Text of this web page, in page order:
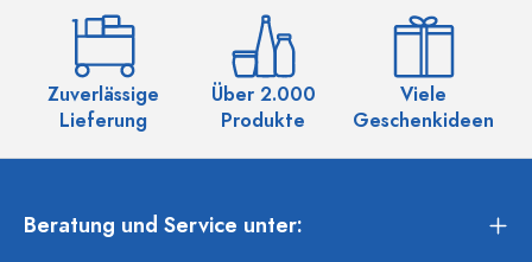
Zuverlässige
Lieferung
Über 2.000
Produkte
Viele
Geschenkideen
Beratung und Service unter: